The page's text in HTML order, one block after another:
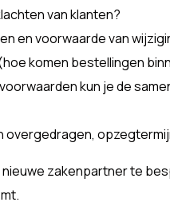
van klanten?
en voorwaarde van
komen bestellingen
kun je de
overgedragen,
zakenpartner te